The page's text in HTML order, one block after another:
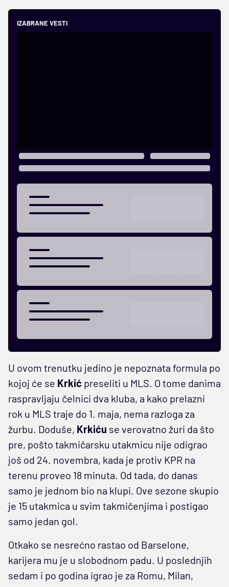
IZABRANE VESTI
U ovom trenutku jedino je nepoznata formula po
kojoj će se Krkić preseliti u MLS. O tome danima
raspravljaju čelnici dva kluba, a kako prelazni
rok u MLS traje do 1. maja, nema razloga za
žurbu. Doduše, Krkiću se verovatno žuri da što
pre, pošto takmičarsku utakmicu nije odigrao
još od 24. novembra, kada je protiv KPR na
terenu proveo 18 minuta. Od tada, do danas
samo je jednom bio na klupi. Ove sezone skupio
je 15 utakmica u svim takmičenjima i postigao
samo jedan gol.
Otkako se nesrećno rastao od Barselone,
karijera mu je u slobodnom padu. U poslednjih
sedam i po godina igrao je za Romu, Milan,